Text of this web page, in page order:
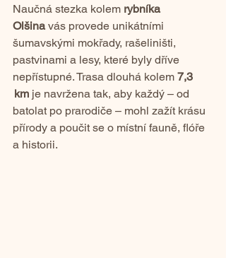
Naučná stezka kolem rybníka
Olšina vás provede unikátními
šumavskými mokřady, rašeliništi,
pastvinami a lesy, které byly dříve
nepřístupné. Trasa dlouhá kolem 7,3
km je navržena tak, aby každý – od
batolat po prarodiče – mohl zažít krásu
přírody a poučit se o místní fauně, flóře
a historii.